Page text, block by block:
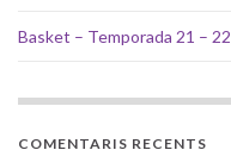
Basket – Temporada 21 – 22
COMENTARIS RECENTS